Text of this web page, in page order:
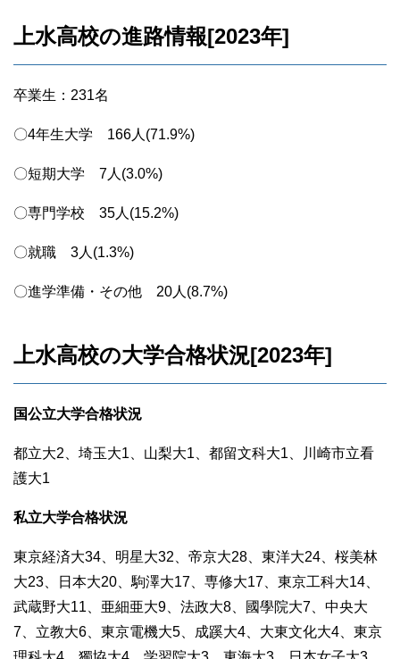
上水高校の進路情報[2023年]
卒業生：231名
〇4年生大学 166人(71.9%)
〇短期大学 7人(3.0%)
〇専門学校 35人(15.2%)
〇就職 3人(1.3%)
〇進学準備・その他 20人(8.7%)
上水高校の大学合格状況[2023年]
国公立大学合格状況
都立大2、埼玉大1、山梨大1、都留文科大1、川崎市立看
護大1
私立大学合格状況
東京経済大34、明星大32、帝京大28、東洋大24、桜美林
大23、日本大20、駒澤大17、専修大17、東京工科大14、
武蔵野大11、亜細亜大9、法政大8、國學院大7、中央大
7、立教大6、東京電機大5、成蹊大4、大東文化大4、東京